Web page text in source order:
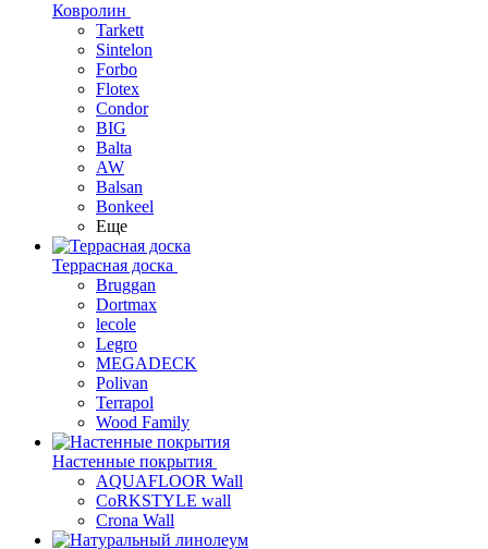
Ковролин
Tarkett
Sintelon
Forbo
Flotex
Condor
BIG
Balta
AW
Balsan
Bonkeel
Еще
Террасная доска
Bruggan
Dortmax
lecole
Legro
MEGADECK
Polivan
Terrapol
Wood Family
Настенные покрытия
AQUAFLOOR Wall
CoRKSTYLE wall
Crona Wall